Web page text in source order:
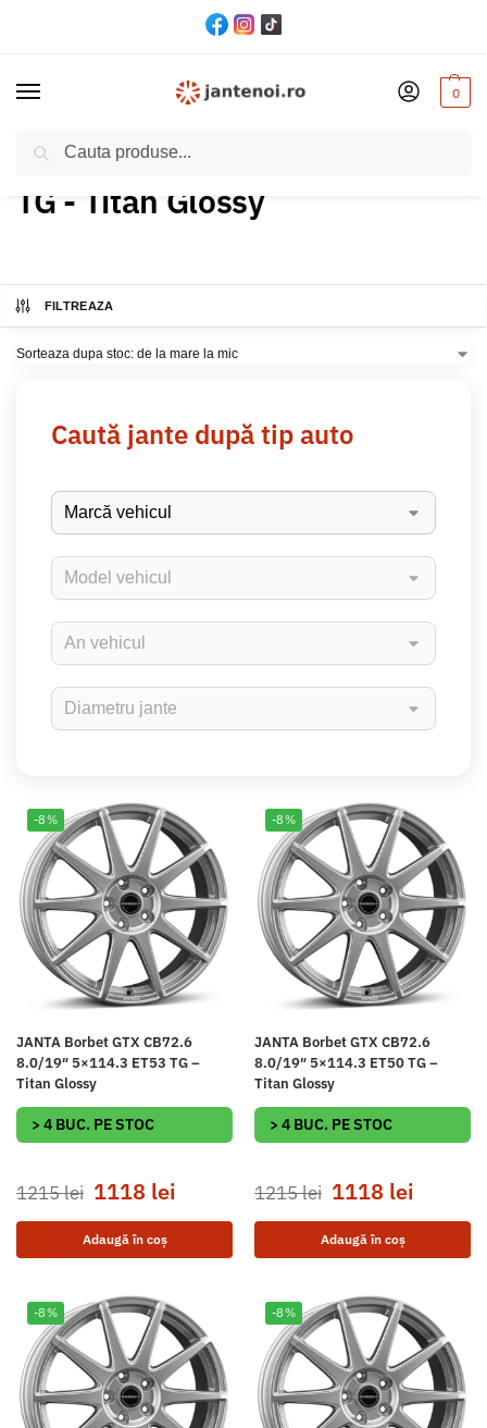
0
Acasă Produs Culoare / TG - Titan Glossy
TG - Titan Glossy
FILTREAZA
Caută jante după tip auto
-8%
JANTA Borbet GTX CB72.6
8.0/19″ 5×114.3 ET53 TG –
Titan Glossy
> 4 BUC. PE STOC
1215lei 1118 lei
Adaugă în coș
-8%
JANTA Borbet GTX CB72.6
8.0/19″ 5×114.3 ET50 TG –
Titan Glossy
> 4 BUC. PE STOC
1215lei 1118 lei
Adaugă în coș
-8% -8%